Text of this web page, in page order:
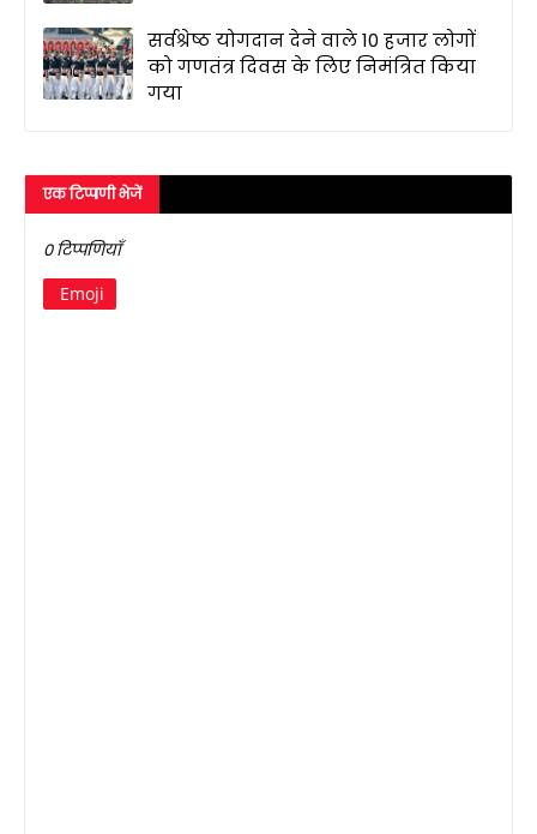
सर्वश्रेष्ठ योगदान देने वाले 10 हजार लोगों
को गणतंत्र दिवस के लिए निमंत्रित किया
गया
एक टिप्पणी भेजें
0 टिप्पणियाँ
Emoji